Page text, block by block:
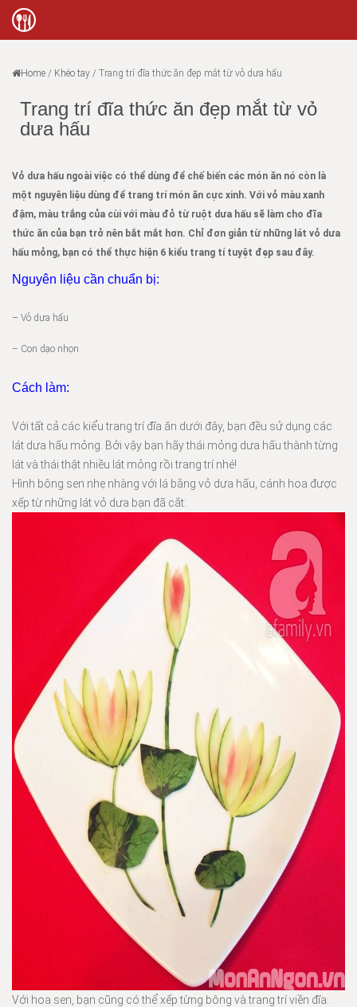
Home / Khéo tay / Trang trí đĩa thức ăn đẹp mắt từ vỏ dưa hấu
Trang trí đĩa thức ăn đẹp mắt từ vỏ
dưa hấu
Vỏ dưa hấu ngoài việc có thể dùng để chế biến các món ăn nó còn là
một nguyên liệu dùng để trang trí món ăn cực xinh. Với vỏ màu xanh
đậm, màu trắng của cùi với màu đỏ từ ruột dưa hấu sẽ làm cho đĩa
thức ăn của bạn trở nên bắt mắt hơn. Chỉ đơn giản từ những lát vỏ dưa
hấu mỏng, bạn có thể thực hiện 6 kiểu trang tí tuyệt đẹp sau đây.
Nguyên liệu cần chuẩn bị:
– Vỏ dưa hấu
– Con dạo nhọn
Cách làm:
Với tất cả các kiểu trang trí đĩa ăn dưới đây, bạn đều sử dụng các
lát dưa hấu mỏng. Bởi vậy bạn hãy thái mỏng dưa hấu thành từng
lát và thái thật nhiều lát mỏng rồi trang trí nhé!
Hình bông sen nhẹ nhàng với lá bằng vỏ dưa hấu, cánh hoa được
xếp từ những lát vỏ dưa bạn đã cắt:
Với hoa sen, bạn cũng có thể xếp từng bông và trang trí viền đĩa: